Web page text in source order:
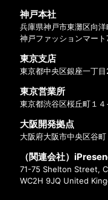
・アメリカ合衆国カ
・インド
②当該外国における
［同国における個人
すので、必ずご確認
（https://
（https://
・委託先会社（アメ
バシーガイドライン
・委託先会社（イン
ます。（https://
（７) 個人情報を与
提供いただけない場
ます。
（８）保有個人デー
神戸本社
兵庫県神戸市東灘区向
神戸ファッションマート
東京支店
東京都中央区銀座一丁
東京営業所
東京都渋谷区桜丘町１
大阪開発拠点
大阪府大阪市中央区谷
（関連会社）
71-75 Shelton Street,
WC2H 9JQ United